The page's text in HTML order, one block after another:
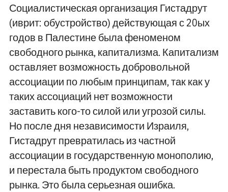
Социалистическая организация Гистадрут
(иврит: обустройство) действующая с 20ых
годов в Палестине была феноменом
свободного рынка, капитализма. Капитализм
оставляет возможность добровольной
ассоциации по любым принципам, так как у
таких ассоциаций нет возможности
заставить кого-то силой или угрозой силы.
Но после дня независимости Израиля,
Гистадрут превратилась из частной
ассоциации в государственную монополию,
и перестала быть продуктом свободного
рынка. Это была серьезная ошибка.